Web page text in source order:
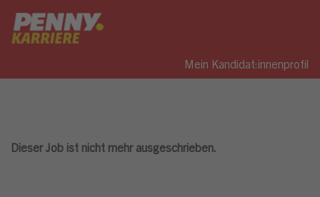
Mein Kandidat:innenprofil
Dieser Job ist nicht mehr ausgeschrieben.